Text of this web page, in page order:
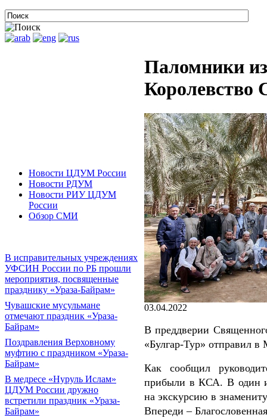
Новости ЦДУМ России
Новости РДУМ
Новости РИУ ЦДУМ
России
Обзор СМИ
В исправительных учреждениях
УФСИН России по РБ прошли
мероприятия, посвященные
празднику «Ураза-Байрам»
Чувашские мусульмане
отмечают праздник «Ураза-
Байрам»
Поздравления Верховному
муфтию с праздником «Ураза-
Байрам»
В медресе «Нуруль Ислам»
ЦДУМ России дружно
встретили праздник «Ураза-
Байрам»
Паломники
Королевство
03.04.2022
В преддверии
«Булгар-Тур» отправил
Как сообщил
прибыли в КСА. В один
на экскурсию в
Впереди –